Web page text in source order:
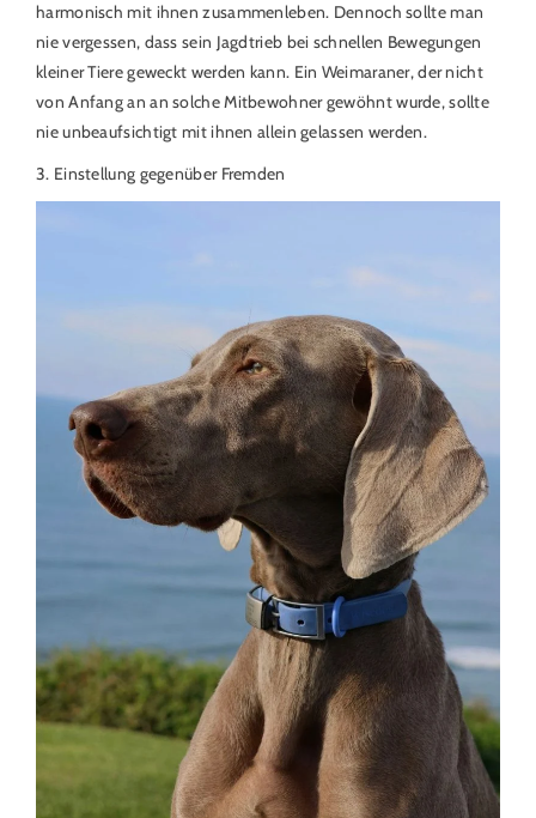
harmonisch mit ihnen zusammenleben. Dennoch sollte man
nie vergessen, dass sein Jagdtrieb bei schnellen Bewegungen
kleiner Tiere geweckt werden kann. Ein Weimaraner, der nicht
von Anfang an an solche Mitbewohner gewöhnt wurde, sollte
nie unbeaufsichtigt mit ihnen allein gelassen werden.
3. Einstellung gegenüber Fremden